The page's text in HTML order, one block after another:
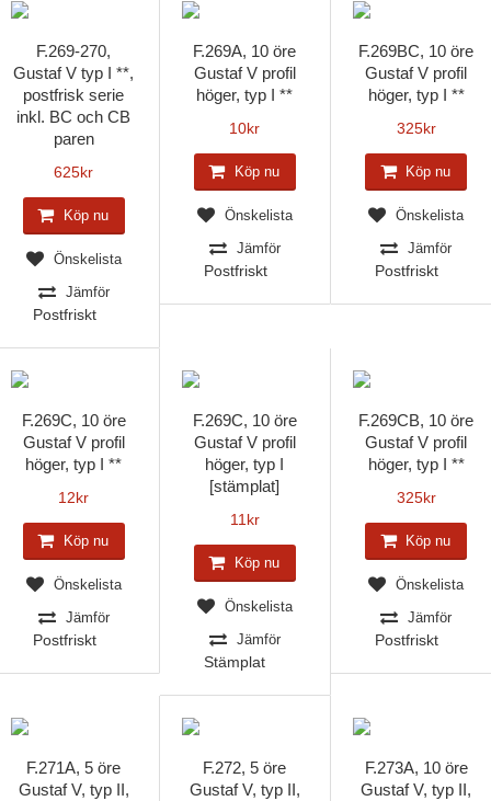
F.269-270,
Gustaf V typ I **,
postfrisk serie
inkl. BC och CB
paren
625kr
Köp nu
Önskelista
Jämför
Postfriskt
F.269A, 10 öre
Gustaf V profil
höger, typ I **
10kr
Köp nu
Önskelista
Jämför
Postfriskt
F.269BC, 10 öre
Gustaf V profil
höger, typ I **
325kr
Köp nu
Önskelista
Jämför
Postfriskt
F.269C, 10 öre
Gustaf V profil
höger, typ I **
12kr
Köp nu
Önskelista
Jämför
Postfriskt
F.269C, 10 öre
Gustaf V profil
höger, typ I
[stämplat]
11 kr
Köp nu
Önskelista
Jämför
Stämplat
F.269CB, 10 öre
Gustaf V profil
höger, typ I **
325kr
Köp nu
Önskelista
Jämför
Postfriskt
F.271A, 5 öre
Gustaf V, typ II,
F.272, 5 öre
Gustaf V, typ II,
F.273A, 10 öre
Gustaf V, typ II,